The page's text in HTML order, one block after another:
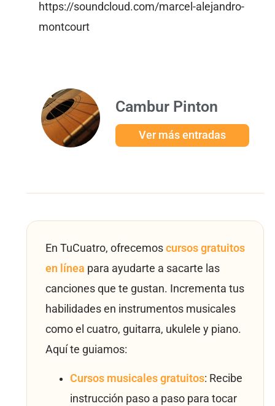
https://soundcloud.com/marcel-alejandro-
montcourt
Cambur Pinton
Ver más entradas
En TuCuatro, ofrecemos cursos gratuitos
en línea para ayudarte a sacarte las
canciones que te gustan. Incrementa tus
habilidades en instrumentos musicales
como el cuatro, guitarra, ukulele y piano.
Aquí te guiamos:
Cursos musicales gratuitos: Recibe
instrucción paso a paso para tocar